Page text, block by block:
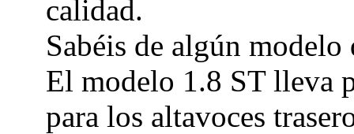
calidad.
Sabéis de algún
El modelo 1.8 ST lleva
para los altavoces